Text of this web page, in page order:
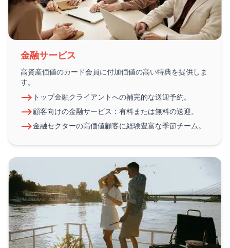
金融サービス
高資産価値のカード会員に付加価値の高い特典を提供しま
す。
トップ金融クライアントへの補完的な送迎予約。
顧客向けの金融サービス：有料または無料の送迎。
金融セクターの高価値顧客に経験豊富な季節チーム。